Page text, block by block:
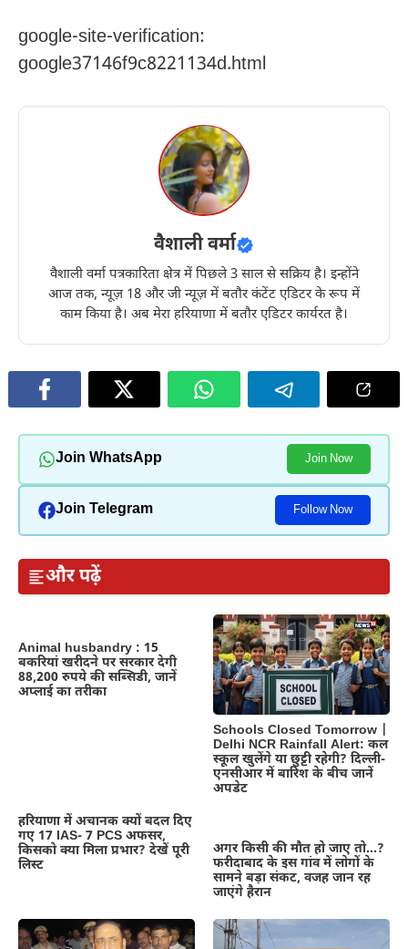
google-site-verification:
google37146f9c8221134d.html
वैशाली वर्मा
वैशाली वर्मा पत्रकारिता क्षेत्र में पिछले 3 साल से सक्रिय है। इन्होंने
आज तक, न्यूज़ 18 और जी न्यूज़ में बतौर कंटेंट एडिटर के रूप में
काम किया है। अब मेरा हरियाणा में बतौर एडिटर कार्यरत है।
Join WhatsApp Join Now
Join Telegram Follow Now
और पढ़ें
Animal husbandry : 15
बकरियां खरीदने पर सरकार देगी
88,200 रुपये की सब्सिडी, जानें
अप्लाई का तरीका
Schools Closed Tomorrow |
Delhi NCR Rainfall Alert: कल
स्कूल खुलेंगे या छुट्टी रहेगी? दिल्ली-
एनसीआर में बारिश के बीच जानें
अपडेट
हरियाणा में अचानक क्यों बदल दिए
गए 17 IAS- 7 PCS अफसर,
किसको क्या मिला प्रभार? देखें पूरी
लिस्ट
अगर किसी की मौत हो जाए तो…?
फरीदाबाद के इस गांव में लोगों के
सामने बड़ा संकट, वजह जान रह
जाएंगे हैरान